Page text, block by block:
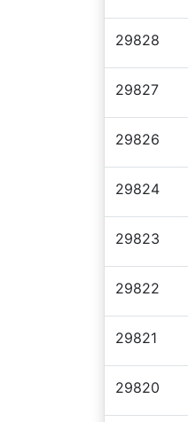
29828
29827
29826
29824
29823
29822
29821
29820